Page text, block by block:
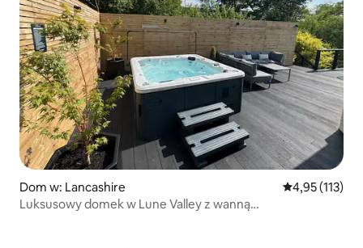
Dom w: Lancashire Średnia
4,95 (113)
Luksusowy domek w Lune Valley z wanną